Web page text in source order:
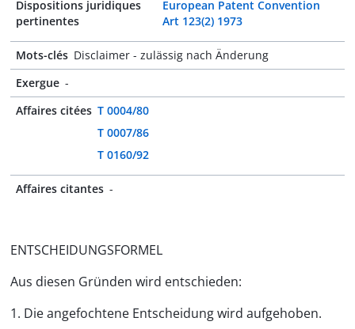
Dispositions juridiques
pertinentes
European Patent Convention
Art 123(2) 1973
Mots-clés Disclaimer - zulässig nach Änderung
Exergue -
Affaires citées T 0004/80
T 0007/86
T 0160/92
Affaires citantes -
ENTSCHEIDUNGSFORMEL
Aus diesen Gründen wird entschieden:
1. Die angefochtene Entscheidung wird aufgehoben.